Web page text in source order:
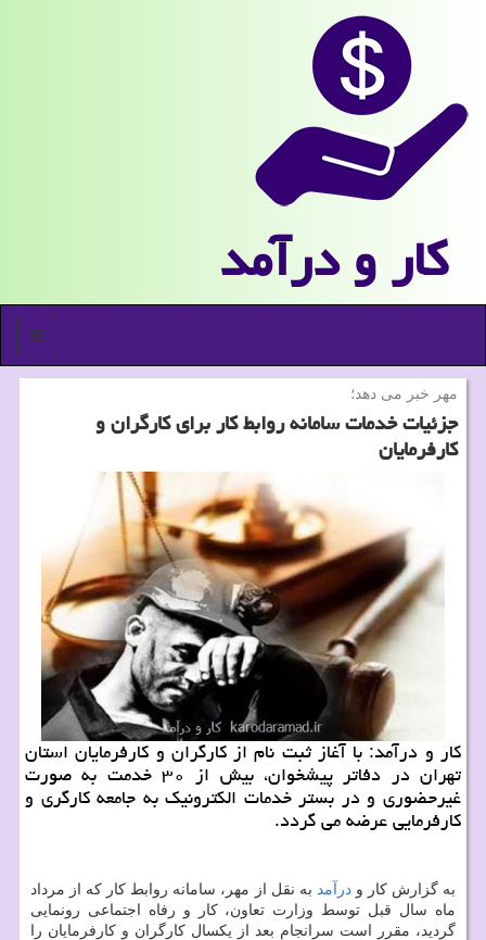
كار و درآمد
منو
مهر خبر می دهد؛
جزئیات خدمات سامانه روابط كار برای كارگران و
كارفرمایان
كار و درآمد: با آغاز ثبت نام از كارگران و كارفرمایان استان
تهران در دفاتر پیشخوان، بیش از ۳۰ خدمت به صورت
غیرحضوری و در بستر خدمات الكترونیك به جامعه كارگری و
كارفرمایی عرضه می گردد.
به گزارش كار ودرآمد به نقل از مهر، سامانه روابط كار كه از مرداد
ماه سال قبل توسط وزارت تعاون، كار و رفاه اجتماعی رونمایی
گردید، مقرر است سرانجام بعد از یكسال كارگران و كارفرمایان را